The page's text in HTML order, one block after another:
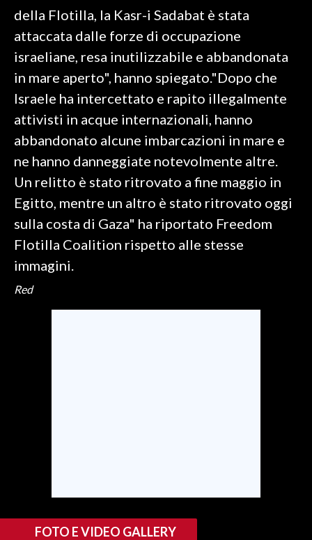
3 MINUTI CON
INFO AZIENDE
ABBONATI
ANNUNCI
NECROLOGI
PUBBLICITÀ
SPIAGGE
STORE
della Flotilla, la Kasr-i Sadabat è stata
attaccata dalle forze di occupazione
israeliane, resa inutilizzabile e abbandonata
in mare aperto", hanno spiegato."Dopo che
Israele ha intercettato e rapito illegalmente
attivisti in acque internazionali, hanno
abbandonato alcune imbarcazioni in mare e
ne hanno danneggiate notevolmente altre.
Un relitto è stato ritrovato a fine maggio in
Egitto, mentre un altro è stato ritrovato oggi
sulla costa di Gaza" ha riportato Freedom
Flotilla Coalition rispetto alle stesse
immagini.
Red
FOTO E VIDEO GALLERY